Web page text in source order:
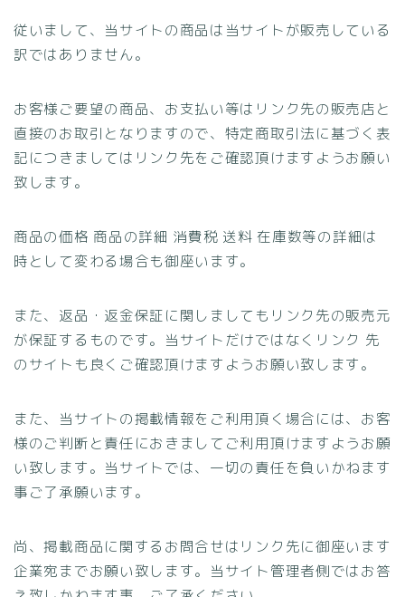
従いまして、当サイトの商品は当サイトが販売している
訳ではありません。
お客様ご要望の商品、お支払い等はリンク先の販売店と
直接のお取引となりますので、特定商取引法に基づく表
記につきましてはリンク先をご確認頂けますようお願い
致します。
商品の価格 商品の詳細 消費税 送料 在庫数等の詳細は
時として変わる場合も御座います。
また、返品・返金保証に関しましてもリンク先の販売元
が保証するものです。当サイトだけではなくリンク 先
のサイトも良くご確認頂けますようお願い致します。
また、当サイトの掲載情報をご利用頂く場合には、お客
様のご判断と責任におきましてご利用頂けますようお願
い致します。当サイトでは、一切の責任を負いかねます
事ご了承願います。
尚、掲載商品に関するお問合せはリンク先に御座います
企業宛までお願い致します。当サイト管理者側ではお答